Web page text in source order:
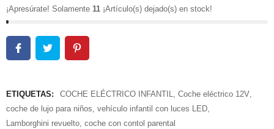
¡Apresúrate! Solamente 11 ¡Artículo(s) dejado(s) en stock!
ETIQUETAS: COCHE ELÉCTRICO INFANTIL Coche eléctrico 12V
coche de lujo para niños vehículo infantil con luces LED
Lamborghini revuelto coche con contol parental